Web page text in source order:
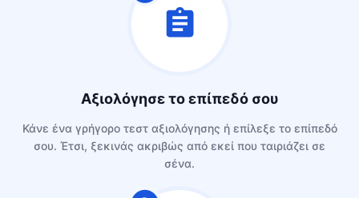
Αξιολόγησε το επίπεδό σου
Κάνε ένα γρήγορο τεστ αξιολόγησης ή επίλεξε το επίπεδό
σου. Έτσι, ξεκινάς ακριβώς από εκεί που ταιριάζει σε
σένα.